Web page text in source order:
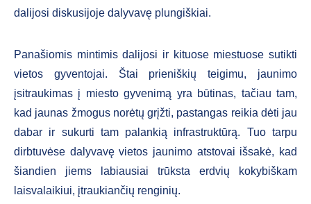
dalijosi diskusijoje dalyvavę plungiškiai.
Panašiomis mintimis dalijosi ir kituose miestuose sutikti
vietos gyventojai. Štai prieniškių teigimu, jaunimo
įsitraukimas į miesto gyvenimą yra būtinas, tačiau tam,
kad jaunas žmogus norėtų grįžti, pastangas reikia dėti jau
dabar ir sukurti tam palankią infrastruktūrą. Tuo tarpu
dirbtuvėse dalyvavę vietos jaunimo atstovai išsakė, kad
šiandien jiems labiausiai trūksta erdvių kokybiškam
laisvalaikiui, įtraukiančių renginių.